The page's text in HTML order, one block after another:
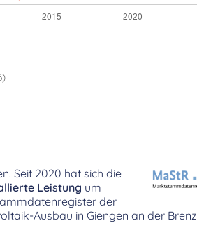
Seit 2020 hat sich die
Leistung um
der
Ausbau in Giengen an der Brenz